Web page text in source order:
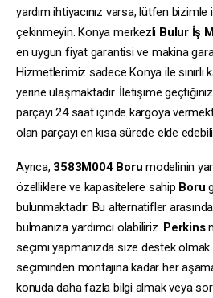
yardım ihtiyacınız varsa, lütfen
çekinmeyin. Konya merkezli Bulur İş
en uygun fiyat garantisi ve makina
Hizmetlerimiz sadece Konya ile sınırlı
yerine ulaşmaktadır. İletişime
parçayı 24 saat içinde kargoya
olan parçayı en kısa sürede elde
Ayrıca, 3583M004 Boru modelinin
özelliklere ve kapasitelere sahip Boru
bulunmaktadır. Bu alternatifler
bulmanıza yardımcı olabiliriz. Perkins
seçimi yapmanızda size destek olmak
seçiminden montajına kadar her
konuda daha fazla bilgi almak veya